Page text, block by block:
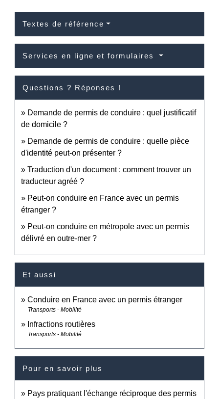
Textes de référence
Services en ligne et formulaires
Questions ? Réponses !
Demande de permis de conduire : quel justificatif
de domicile ?
Demande de permis de conduire : quelle pièce
d'identité peut-on présenter ?
Traduction d'un document : comment trouver un
traducteur agréé ?
Peut-on conduire en France avec un permis
étranger ?
Peut-on conduire en métropole avec un permis
délivré en outre-mer ?
Et aussi
Conduire en France avec un permis étranger
Transports - Mobilité
Infractions routières
Transports - Mobilité
Pour en savoir plus
Pays pratiquant l'échange réciproque des permis